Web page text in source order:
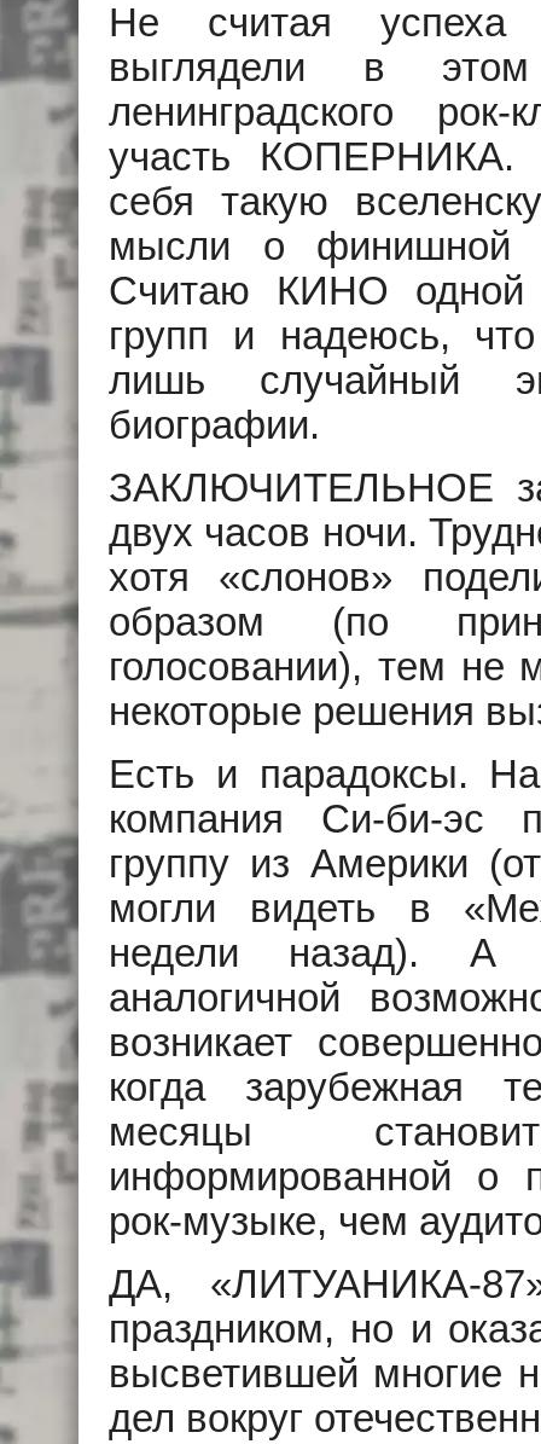
Не считая
выглядели в
ленинградского
участь КОПЕРНИКА.
себя такую
мысли о финишной
Считаю КИНО одной
групп и надеюсь,
лишь случайный
биографии.
ЗАКЛЮЧИТЕЛЬНОЕ
двух часов ночи.
хотя «слонов»
образом (по
голосовании), тем не
некоторые решения
Есть и парадоксы.
компания Си-би-эс
группу из Америки
могли видеть в
недели назад). А
аналогичной
возникает
когда зарубежная
месяцы
информированной о
рок-музыке, чем
ДА, «ЛИТУАНИКА-
праздником, но и
высветившей многие
дел вокруг